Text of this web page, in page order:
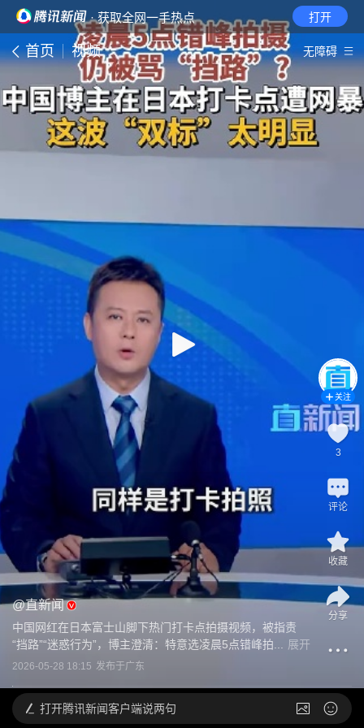
· 获取全网一手热点 打开
首页 视频 无障碍
@直新闻
中国网红在日本富士山脚下热门打卡点拍摄视频，被指责
“挡路”“迷惑行为”，博主澄清：特意选凌晨5点错峰拍...
展开
2026-05-28 18:15 发布于广东
关注
3
评论
收藏
分享
打开腾讯新闻客户端说两句